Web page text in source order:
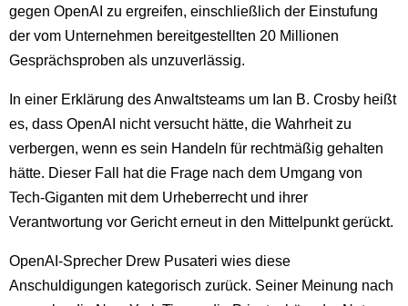
gegen OpenAI zu ergreifen, einschließlich der Einstufung
der vom Unternehmen bereitgestellten 20 Millionen
Gesprächsproben als unzuverlässig.
In einer Erklärung des Anwaltsteams um Ian B. Crosby heißt
es, dass OpenAI nicht versucht hätte, die Wahrheit zu
verbergen, wenn es sein Handeln für rechtmäßig gehalten
hätte. Dieser Fall hat die Frage nach dem Umgang von
Tech-Giganten mit dem Urheberrecht und ihrer
Verantwortung vor Gericht erneut in den Mittelpunkt gerückt.
OpenAI-Sprecher Drew Pusateri wies diese
Anschuldigungen kategorisch zurück. Seiner Meinung nach